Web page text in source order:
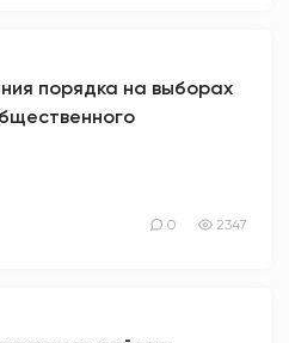
порядка на выборах
0 2347